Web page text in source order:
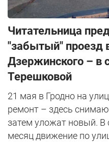
Читательница
"забытый" проезд
Дзержинского – в
Терешковой
21 мая в Гродно на
ремонт – здесь
затем уложат новый. В
месяц движение по